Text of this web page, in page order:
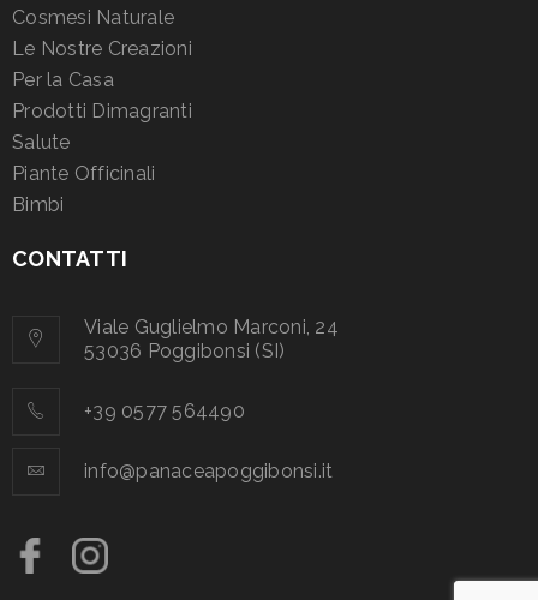
Cosmesi Naturale
Le Nostre Creazioni
Per la Casa
Prodotti Dimagranti
Salute
Piante Officinali
Bimbi
CONTATTI
Viale Guglielmo Marconi, 24
53036 Poggibonsi (SI)
+39 0577 564490
info@panaceapoggibonsi.it